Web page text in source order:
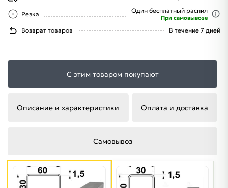
Резка Один бесплатный распил
При самовывозе
Возврат товаров В течение 7 дней
С этим товаром покупают
Описание и характеристики Оплата и доставка
Самовывоз